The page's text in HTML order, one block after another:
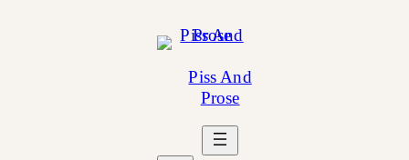
Piss And
Prose